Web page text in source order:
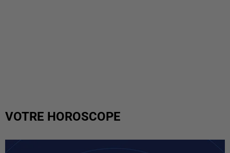
VOTRE HOROSCOPE